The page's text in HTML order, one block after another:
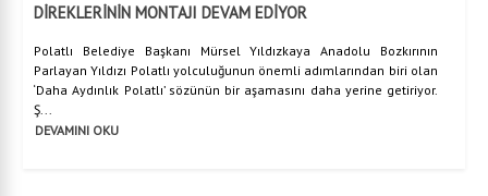
DİREKLERİNİN MONTAJI DEVAM EDİYOR
Polatlı Belediye Başkanı Mürsel Yıldızkaya Anadolu Bozkırının
Parlayan Yıldızı Polatlı yolculuğunun önemli adımlarından biri olan
‘Daha Aydınlık Polatlı’ sözünün bir aşamasını daha yerine getiriyor.
Ş...
DEVAMINI OKU